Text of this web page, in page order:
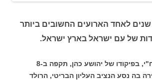
השבוע ימלאו 65 שנים לאחד הארועים החשובים ביותר
של עם ישראל בארץ ישראל.
קבוצה של לוחמי לח"י, בפיקודו של יהושע כהן, תקפה ב-8
1944, שייירה בה נסע הנציב העליון הבריטי, הרולד